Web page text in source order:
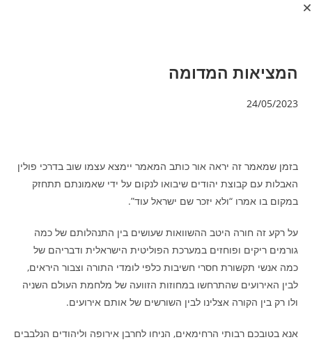
המציאות המדומה
24/05/2023
בזמן שמאמר זה יראה אור כותב המאמר יימצא עצמו שוב בדרכי פולין
האבלות עם קבוצת יהודים שיבואו לנקום על ידי שאמונתם תתחזק
במקום בו אמרו “ולא יזכר שם ישראל עוד”.
על רקע זה חורה היטב ההשוואות שעושים בין התנהלותם של כמה
גורמים ריקים ופוחזים במערכת הפוליטית הישראלית ודבריהם של
כמה אנשי תקשורת חסרי חשיבות כלפי לומדי התורה וצבור היראים,
לבין האירועים שהתרחשו במחוזות הזוועה של מלחמת העולם השניה
ולו רק בין הקורה אצלינו לבין השורשים של אותם אירועים.
אנא בטובכם רבותי הרחימאים, הניחו לחרבן אירופה וליהודים הנלבבים